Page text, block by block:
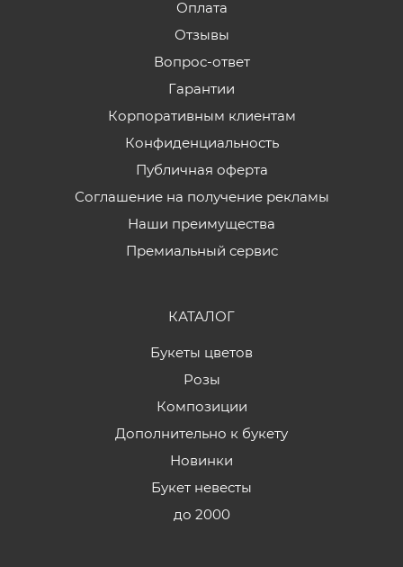
Оплата
Отзывы
Вопрос-ответ
Гарантии
Корпоративным клиентам
Конфиденциальность
Публичная оферта
Соглашение на получение рекламы
Наши преимущества
Премиальный сервис
КАТАЛОГ
Букеты цветов
Розы
Композиции
Дополнительно к букету
Новинки
Букет невесты
до 2000